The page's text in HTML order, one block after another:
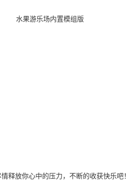
释放你心中的压力，不断的收获快乐吧！